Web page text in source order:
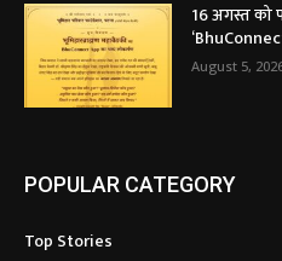
16 अगस्त को
August 5,
POPULAR CATEGORY
Top Stories